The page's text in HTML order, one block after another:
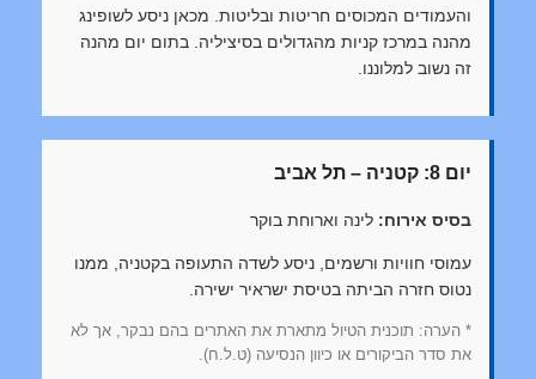
והעמודים המכוסים חריטות ובליטות. מכאן ניסע לשופינג
מהנה במרכז קניות מהגדולים בסיציליה. בתום יום מהנה
זה נשוב למלוננו.
יום 8: קטניה – תל אביב
בסיס אירוח: לינה וארוחת בוקר
עמוסי חוויות ורשמים, ניסע לשדה התעופה בקטניה, ממנו
נטוס חזרה הביתה בטיסת ישראיר ישירה.
* הערה: תוכנית הטיול מתארת את האתרים בהם נבקר, אך לא
את סדר הביקורים או כיוון הנסיעה (ט.ל.ח).